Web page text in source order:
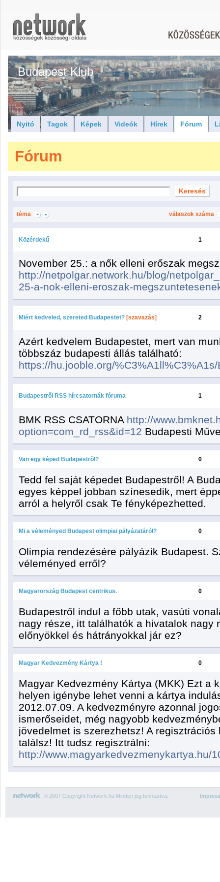
Budapest Klub
Nyitó Tagok Képek Videók Hírek Fórum
Fórum
téma válaszok száma
Közérdekű 1
November 25.: a nők elleni erőszak
http://netpolgar.network.hu/blog/
25-a-nok-elleni-eroszak-
Miért kedveled, szereted Budapestet? [szavazás] 2
Azért kedvelem Budapestet, mert van
többszáz budapesti állás található:
https://hu.jooble.org/
Budapestről RSS hírcsatornák fóruma 1
BMK RSS CSATORNA http://
option=com_rd_rss&id=12 Budapesti
Van egy képed Budapestről? 0
Tedd fel saját képedet Budapestről! A
egyes képpel jobban színesedik, mert
arról a helyről csak Te fényképezhetted.
Mi a véleményed Budapest olimpiai pályázatáról? 0
Olimpia rendezésére pályázik Budapest.
véleményed erről?
Magyarország Budapest centrikus. 0
Budapestről indul a főbb utak, vasúti
nagy része, itt találhatók a hivatalok nagy
előnyökkel és hátrányokkal jár ez?
Magyar Kedvezmény Kártya ! 0
Magyar Kedvezmény Kártya (MKK) Ezt a
helyen igénybe lehet venni a kártya
2012.07.09. A kedvezményre azonnal
ismerőseidet, még nagyobb
jövedelmet is szerezhetsz! A
találsz! Itt tudsz regisztrálni:
http://www.magyarkedvezmenykartya.hu/
© 2007 Copyright Network.hu Minden jog fenntartva.